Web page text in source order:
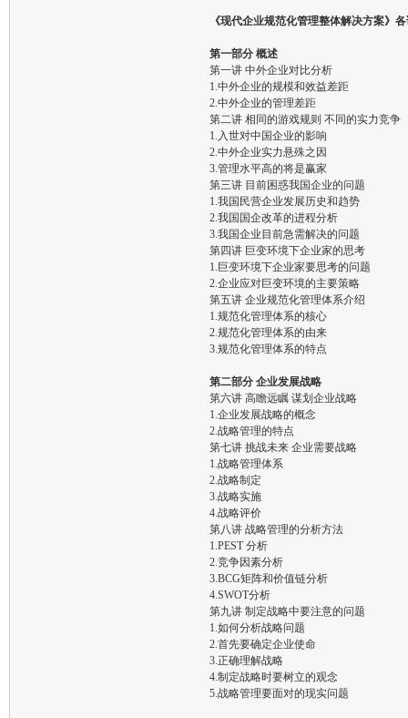
《现代企业规范化管理整体解决方案》
第一部分 概述
第一讲 中外企业对比分析
1.中外企业的规模和效益差距
2.中外企业的管理差距
第二讲 相同的游戏规则 不同的实力竞争
1.入世对中国企业的影响
2.中外企业实力悬殊之因
3.管理水平高的将是赢家
第三讲 目前困惑我国企业的问题
1.我国民营企业发展历史和趋势
2.我国国企改革的进程分析
3.我国企业目前急需解决的问题
第四讲 巨变环境下企业家的思考
1.巨变环境下企业家要思考的问题
2.企业应对巨变环境的主要策略
第五讲 企业规范化管理体系介绍
1.规范化管理体系的核心
2.规范化管理体系的由来
3.规范化管理体系的特点
第二部分 企业发展战略
第六讲 高瞻远瞩 谋划企业战略
1.企业发展战略的概念
2.战略管理的特点
第七讲 挑战未来 企业需要战略
1.战略管理体系
2.战略制定
3.战略实施
4.战略评价
第八讲 战略管理的分析方法
1.PEST 分析
2.竞争因素分析
3.BCG矩阵和价值链分析
4.SWOT分析
第九讲 制定战略中要注意的问题
1.如何分析战略问题
2.首先要确定企业使命
3.正确理解战略
4.制定战略时要树立的观念
5.战略管理要面对的现实问题